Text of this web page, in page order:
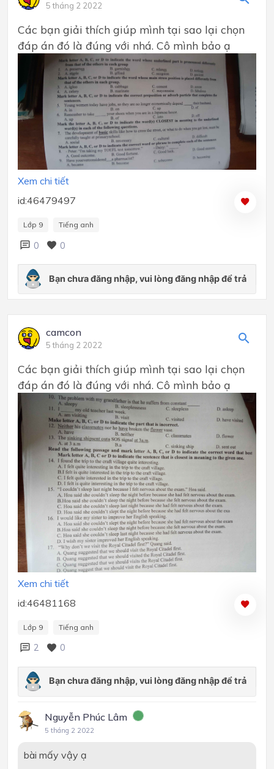
5 tháng 2 2022
Các bạn giải thích giúp mình tại sao lại chọn
đáp án đó là đúng với nhá. Cô mình bảo ạ
Xem chi tiết
id:46479497
Lớp 9 Tiếng anh
0 0
camcon
5 tháng 2 2022
Các bạn giải thích giúp mình tại sao lại chọn
đáp án đó là đúng với nhá. Cô mình bảo ạ
Xem chi tiết
id:46481168
Lớp 9 Tiếng anh
2 0
Nguyễn Phúc Lâm
5 tháng 2 2022
bài mấy vậy ạ